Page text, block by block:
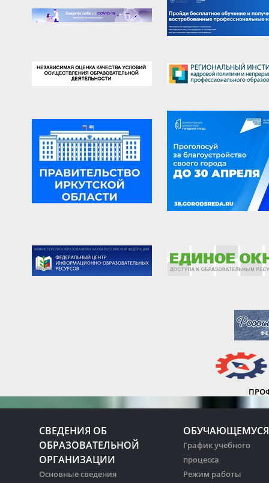
СВЕДЕНИЯ ОБ
ОБРАЗОВАТЕЛЬНОЙ
ОРГАНИЗАЦИИ
Основные сведения
ОБУЧАЮЩЕМУСЯ
График учебного
процесса
Режим работы